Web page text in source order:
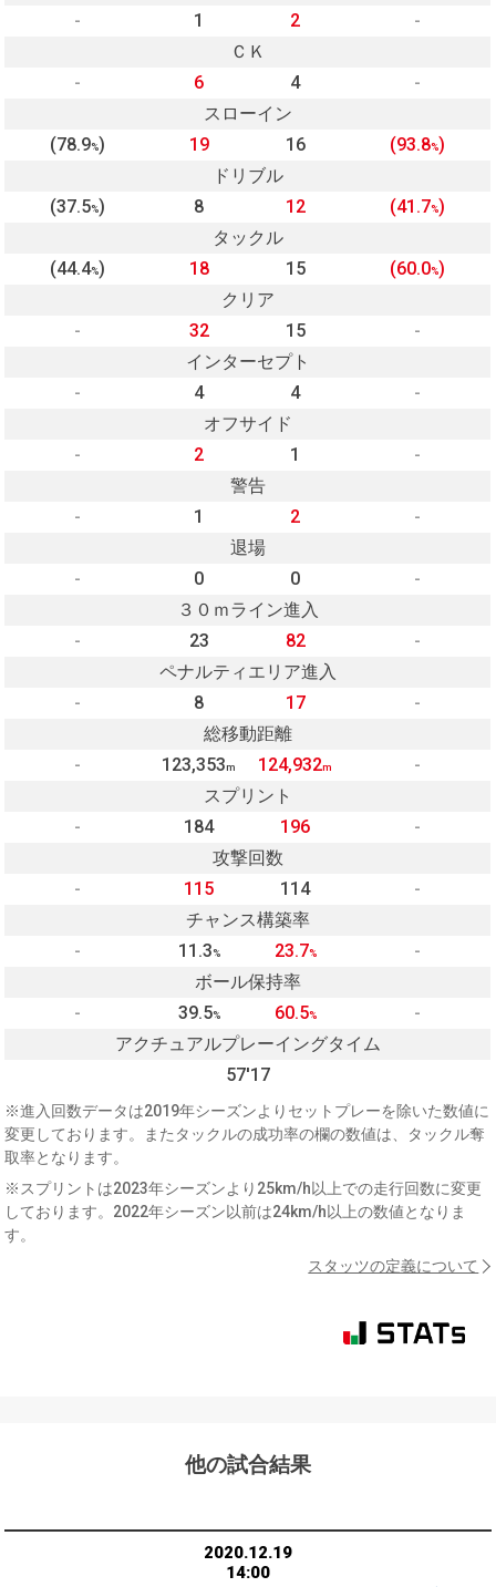
-
1 2
-
ＣＫ
-
6 4
-
スローイン
(78.9%) 19 16 (93.8%)
ドリブル
(37.5%) 8 12 (41.7%)
タックル
(44.4%) 18 15 (60.0%)
クリア
-
32 15
-
インターセプト
-
4 4
-
オフサイド
-
2 1
-
警告
-
1 2
-
退場
-
0 0
-
３０ｍライン進入
-
23 82
-
ペナルティエリア進入
-
8 17
-
総移動距離
-
123,353m 124,932m
-
スプリント
-
184 196
-
攻撃回数
-
115 114
-
チャンス構築率
-
11.3% 23.7%
-
ボール保持率
-
39.5% 60.5%
-
アクチュアルプレーイングタイム
57'17
※進入回数データは2019年シーズンよりセットプレーを除いた数値に
変更しております。またタックルの成功率の欄の数値は、タックル奪
取率となります。
※スプリントは2023年シーズンより25km/h以上での走行回数に変更
しております。2022年シーズン以前は24km/h以上の数値となりま
す。
スタッツの定義について
他の試合結果
2020.12.19
14:00